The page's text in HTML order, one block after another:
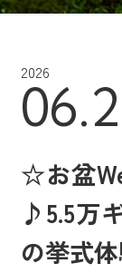
2026
☆お盆
♪5.5万
の挙式